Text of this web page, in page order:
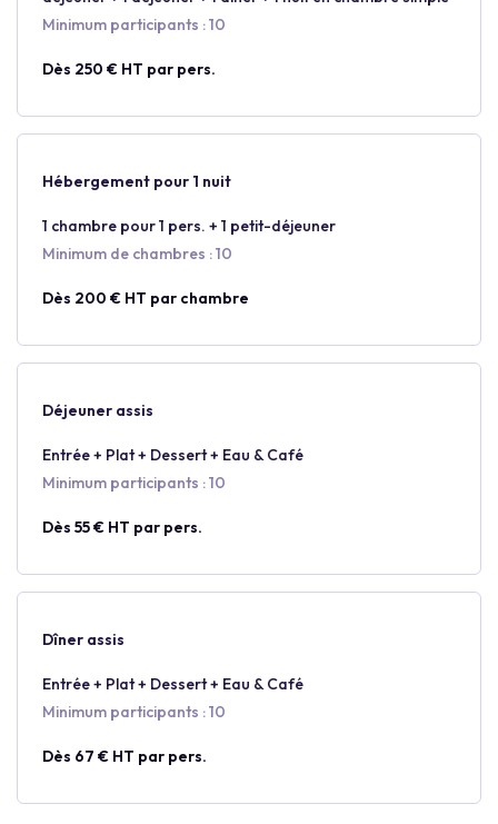
Minimum participants : 10
Dès 250 € HT par pers.
Hébergement pour 1 nuit
1 chambre pour 1 pers. + 1 petit-déjeuner
Minimum de chambres : 10
Dès 200 € HT par chambre
Déjeuner assis
Entrée + Plat + Dessert + Eau & Café
Minimum participants : 10
Dès 55 € HT par pers.
Dîner assis
Entrée + Plat + Dessert + Eau & Café
Minimum participants : 10
Dès 67 € HT par pers.